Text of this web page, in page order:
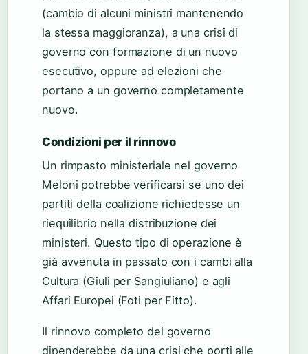
(cambio di alcuni ministri mantenendo
la stessa maggioranza), a una crisi di
governo con formazione di un nuovo
esecutivo, oppure ad elezioni che
portano a un governo completamente
nuovo.
Condizioni per il rinnovo
Un rimpasto ministeriale nel governo
Meloni potrebbe verificarsi se uno dei
partiti della coalizione richiedesse un
riequilibrio nella distribuzione dei
ministeri. Questo tipo di operazione è
già avvenuta in passato con i cambi alla
Cultura (Giuli per Sangiuliano) e agli
Affari Europei (Foti per Fitto).
Il rinnovo completo del governo
dipenderebbe da una crisi che porti alle